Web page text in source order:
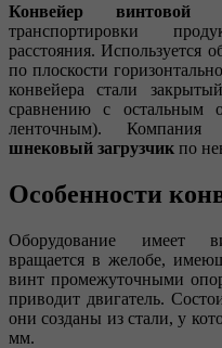
Конвейер
транспортировки
расстояния. Используется
по плоскости
конвейера стали
сравнению с остальным
ленточным). Компания
шнековый загрузчик по
Особенности
Оборудование имеет
вращается в желобе,
винт промежуточными
приводит двигатель.
они созданы из стали, у
мм.